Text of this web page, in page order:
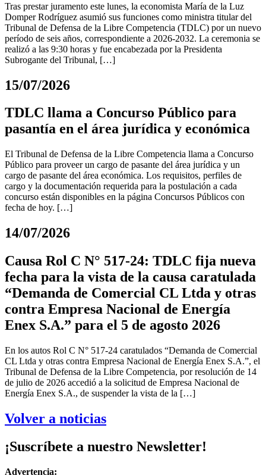
Tras prestar juramento este lunes, la economista María de la Luz
Domper Rodríguez asumió sus funciones como ministra titular del
Tribunal de Defensa de la Libre Competencia (TDLC) por un nuevo
período de seis años, correspondiente a 2026-2032. La ceremonia se
realizó a las 9:30 horas y fue encabezada por la Presidenta
Subrogante del Tribunal, […]
15/07/2026
TDLC llama a Concurso Público para
pasantía en el área jurídica y económica
El Tribunal de Defensa de la Libre Competencia llama a Concurso
Público para proveer un cargo de pasante del área jurídica y un
cargo de pasante del área económica. Los requisitos, perfiles de
cargo y la documentación requerida para la postulación a cada
concurso están disponibles en la página Concursos Públicos con
fecha de hoy. […]
14/07/2026
Causa Rol C N° 517-24: TDLC fija nueva
fecha para la vista de la causa caratulada
“Demanda de Comercial CL Ltda y otras
contra Empresa Nacional de Energía
Enex S.A.” para el 5 de agosto 2026
En los autos Rol C N° 517-24 caratulados “Demanda de Comercial
CL Ltda y otras contra Empresa Nacional de Energía Enex S.A.”, el
Tribunal de Defensa de la Libre Competencia, por resolución de 14
de julio de 2026 accedió a la solicitud de Empresa Nacional de
Energía Enex S.A., de suspender la vista de la […]
Volver a noticias
¡Suscríbete a nuestro Newsletter!
Advertencia: